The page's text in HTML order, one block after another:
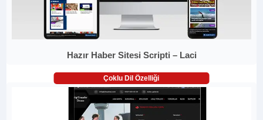
Hazır Haber Sitesi Scripti – Laci
Çoklu Dil Özelliği